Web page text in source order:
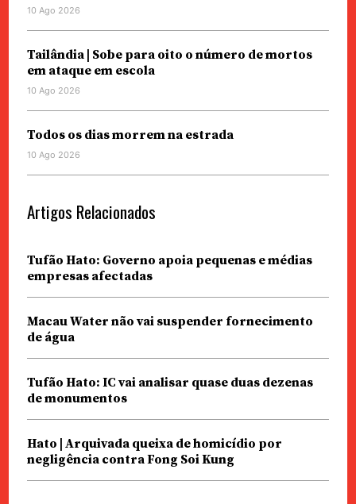
10 Ago 2026
Tailândia | Sobe para oito o número de mortos
em ataque em escola
10 Ago 2026
Todos os dias morrem na estrada
10 Ago 2026
Artigos Relacionados
Tufão Hato: Governo apoia pequenas e médias
empresas afectadas
Macau Water não vai suspender fornecimento
de água
Tufão Hato: IC vai analisar quase duas dezenas
de monumentos
Hato | Arquivada queixa de homicídio por
negligência contra Fong Soi Kung